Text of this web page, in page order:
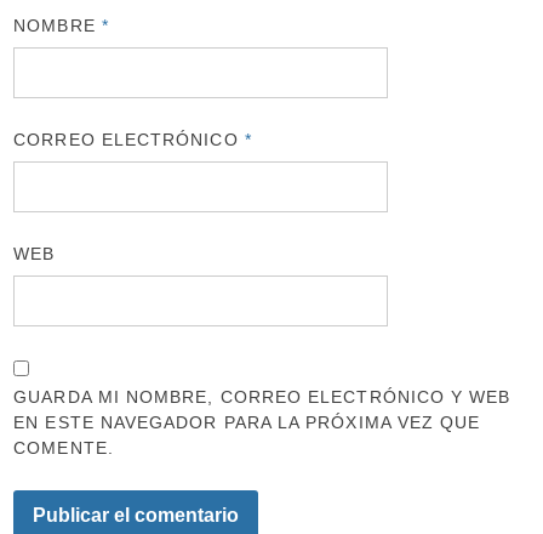
NOMBRE *
CORREO ELECTRÓNICO *
WEB
GUARDA MI NOMBRE, CORREO ELECTRÓNICO Y WEB
EN ESTE NAVEGADOR PARA LA PRÓXIMA VEZ QUE
COMENTE.